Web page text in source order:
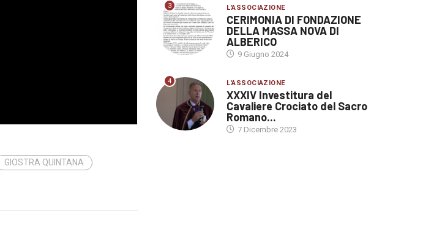
GIOSTRA QUINTANA
3 L'ASSOCIAZIONE
CERIMONIA DI FONDAZIONE
DELLA MASSA NOVA DI
ALBERICO
9 Giugno 2024
4 L'ASSOCIAZIONE
XXXIV Investitura del
Cavaliere Crociato del Sacro
Romano...
7 Dicembre 2023